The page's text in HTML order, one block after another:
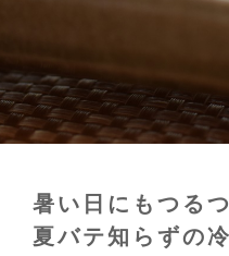
暑い日にもつる
夏バテ知らずの